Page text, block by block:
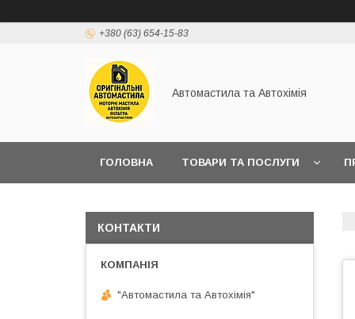
+380 (63) 654-15-83
Автомастила та Автохімія
ГОЛОВНА ТОВАРИ ТА ПОСЛУГИ
КОНТАКТИ
"Автомастила та Автохімія"